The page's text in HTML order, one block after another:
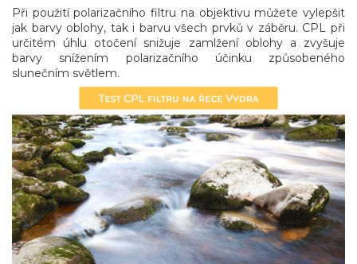
Při použití polarizačního filtru na objektivu můžete vylepšit
jak barvy oblohy, tak i barvu všech prvků v záběru. CPL při
určitém úhlu otočení snižuje zamlžení oblohy a zvyšuje
barvy snížením polarizačního účinku způsobeného
slunečním světlem.